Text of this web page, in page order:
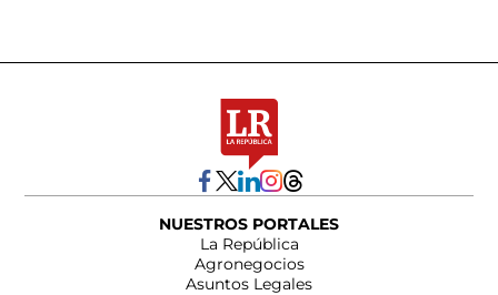
NUESTROS PORTALES
La República
Agronegocios
Asuntos Legales